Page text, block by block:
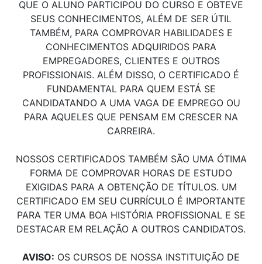
QUE O ALUNO PARTICIPOU DO CURSO E OBTEVE
SEUS CONHECIMENTOS, ALÉM DE SER ÚTIL
TAMBÉM, PARA COMPROVAR HABILIDADES E
CONHECIMENTOS ADQUIRIDOS PARA
EMPREGADORES, CLIENTES E OUTROS
PROFISSIONAIS. ALÉM DISSO, O CERTIFICADO É
FUNDAMENTAL PARA QUEM ESTÁ SE
CANDIDATANDO A UMA VAGA DE EMPREGO OU
PARA AQUELES QUE PENSAM EM CRESCER NA
CARREIRA.
NOSSOS CERTIFICADOS TAMBÉM SÃO UMA ÓTIMA
FORMA DE COMPROVAR HORAS DE ESTUDO
EXIGIDAS PARA A OBTENÇÃO DE TÍTULOS. UM
CERTIFICADO EM SEU CURRÍCULO É IMPORTANTE
PARA TER UMA BOA HISTÓRIA PROFISSIONAL E SE
DESTACAR EM RELAÇÃO A OUTROS CANDIDATOS.
AVISO: OS CURSOS DE NOSSA INSTITUIÇÃO DE